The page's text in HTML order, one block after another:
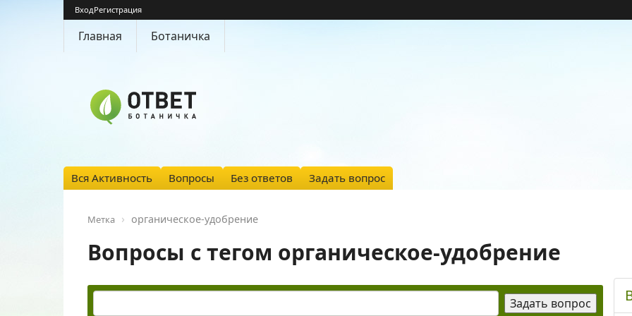
ВходРегистрация
Главная Ботаничка
Вся Активность Вопросы Без ответов Задать вопрос
Метка органическое-удобрение
Вопросы с тегом органическое-удобрение